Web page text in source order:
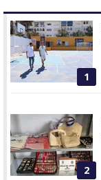
1
2